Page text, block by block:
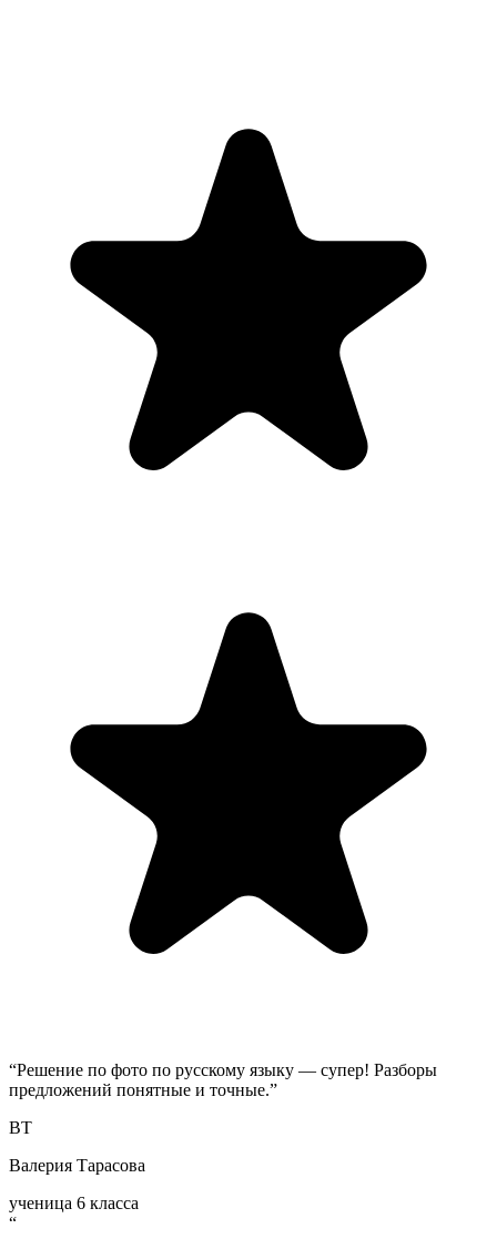
“Решение по фото по русскому языку — супер! Разборы
предложений понятные и точные.”
ВТ
Валерия Тарасова
ученица 6 класса
“